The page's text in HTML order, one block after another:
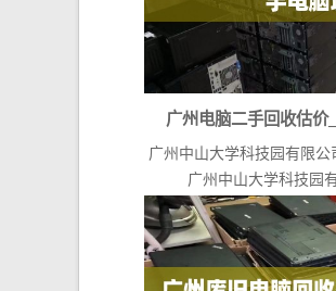
广州电脑二手回收估价
广州中山大学科技园有
广州中山大学科技园